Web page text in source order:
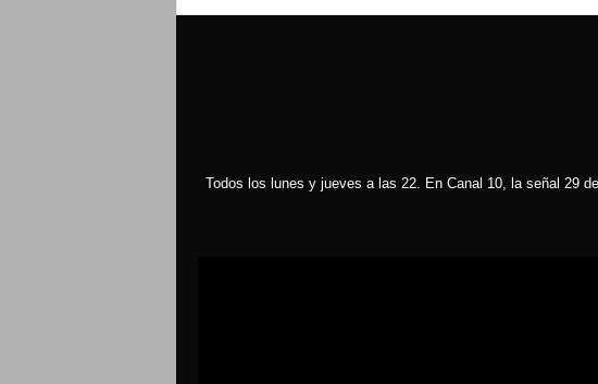
Todos los lunes y jueves a las 22. En Canal 10, la señal 29